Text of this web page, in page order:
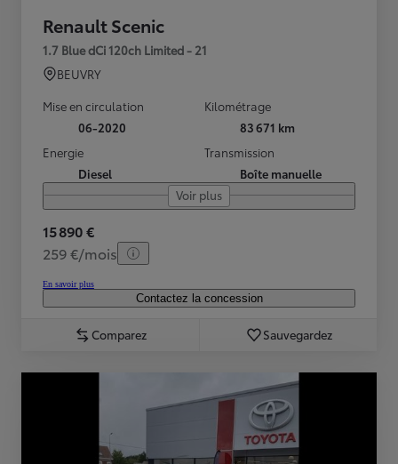
Renault Scenic
1.7 Blue dCi 120ch Limited - 21
BEUVRY
Mise en circulation
06-2020
Kilométrage
83 671 km
Energie
Diesel
Transmission
Boîte manuelle
Voir plus
15 890 €
259 €/mois
En savoir plus
Contactez la concession
Comparez Sauvegardez